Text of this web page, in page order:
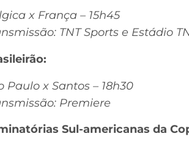
x França – 15h45
TNT Sports e Estádio
Paulo x Santos – 18h30
Premiere
Sul-americanas da